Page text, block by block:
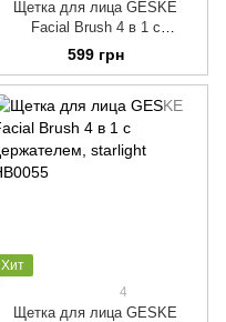
Щетка для лица GESKE
Facial Brush 4 в 1 с
держателем, gray
599 грн
Хит
4
Щетка для лица GESKE